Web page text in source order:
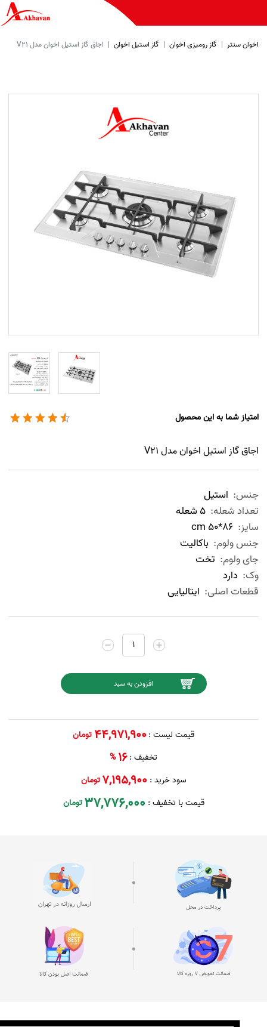
اخوان سنتر گاز رومیزی اخوان گاز استیل اخوان اجاق گاز استیل اخوان مدل V21
امتیاز شما به این محصول
اجاق گاز استیل اخوان مدل V21
جنس: استیل
تعداد شعله: 5 شعله
سایز: 86*50 cm
جنس ولوم: باکالیت
جای ولوم: تخت
وک: دارد
قطعات اصلی: ایتالیایی
قیمت لیست :44,971,900 تومان
تخفیف :16
%
سود خرید : 7,195,900تومان
قیمت با تخفیف : 37,776,000تومان